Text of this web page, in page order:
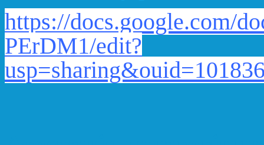
https://docs.google.com/
PErDM1/edit?